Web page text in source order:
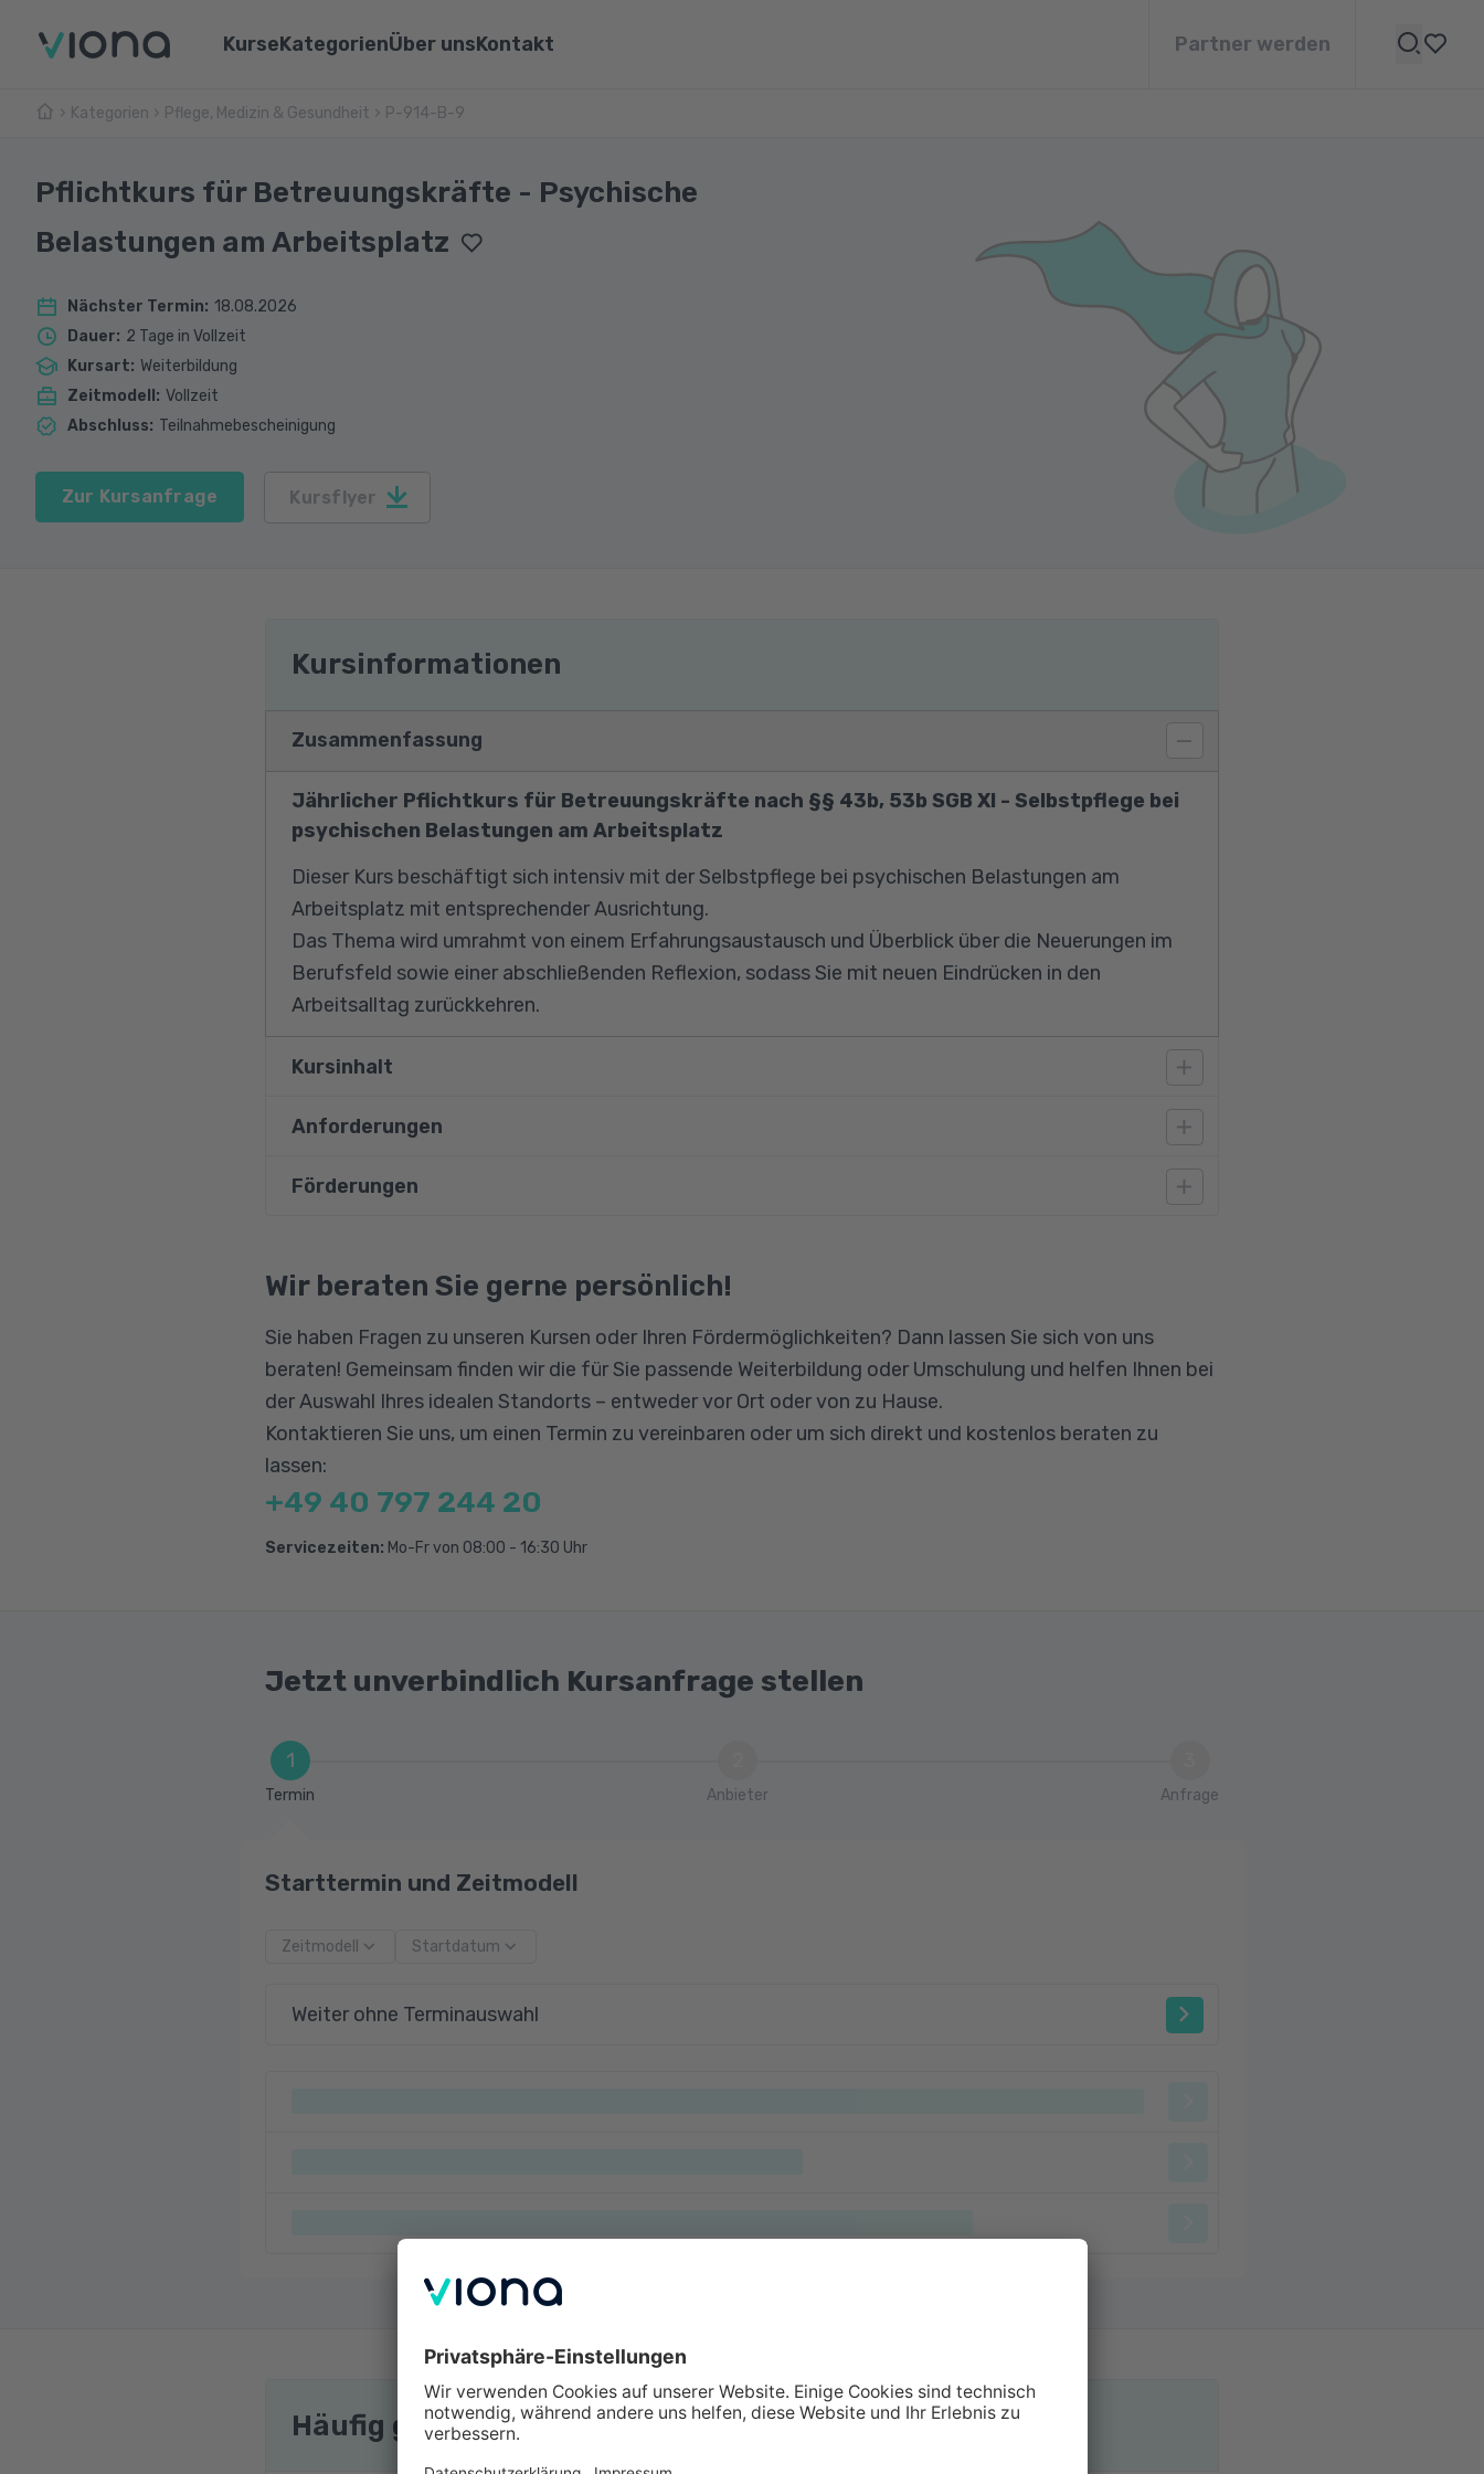
Kurse
Umschulungen
Kategorien
Pflege & Medizin
Über uns
Über Viona
Kontakt Partner werden
Kategorien Pflege, Medizin & Gesundheit P-914-B-9
Pflichtkurs für Betreuungskräfte - Psychische
Belastungen am Arbeitsplatz
Nächster Termin: 18.08.2026
Dauer: 2 Tage in Vollzeit
Kursart: Weiterbildung
Zeitmodell : Vollzeit
Abschluss: Teilnahmebescheinigung
Zur Kursanfrage Kursflyer
Kursinformationen
Zusammenfassung
Jährlicher Pflichtkurs für Betreuungskräfte nach §§ 43b, 53b SGB XI - Selbstpflege bei
psychischen Belastungen am Arbeitsplatz
Dieser Kurs beschäftigt sich intensiv mit der Selbstpflege bei psychischen Belastungen am
Arbeitsplatz mit entsprechender Ausrichtung.
Das Thema wird umrahmt von einem Erfahrungsaustausch und Überblick über die Neuerungen im
Berufsfeld sowie einer abschließenden Reflexion, sodass Sie mit neuen Eindrücken in den
Arbeitsalltag zurückkehren.
Kursinhalt
Wie geht es mir als zusätzliche Betreuungskraft zurzeit in meinem Job?
Anforderungen
Vorausgesetzt wird eine Weiterbildung als Betreuungskraft nach den Richtlinien §53b SGB XI.
Förderungen
Qualifizierungschancengesetz
Wir beraten Sie gerne persönlich!
Sie haben Fragen zu unseren Kursen oder Ihren Fördermöglichkeiten? Dann lassen Sie sich von uns
beraten! Gemeinsam finden wir die für Sie passende Weiterbildung oder Umschulung und helfen Ihnen bei
der Auswahl Ihres idealen Standorts – entweder vor Ort oder von zu Hause.
Kontaktieren Sie uns, um einen Termin zu vereinbaren oder um sich direkt und kostenlos beraten zu
lassen:
+49 40 797 244 20
Servicezeiten: Mo-Fr von 08:00 - 16:30 Uhr
Jetzt unverbindlich Kursanfrage stellen
1
Termin Anbieter Anfrage
Starttermin und Zeitmodell
Zeitmodell Startdatum
Weiter ohne Terminauswahl
Häufig gestellte Fragen zu Weiterbildungen